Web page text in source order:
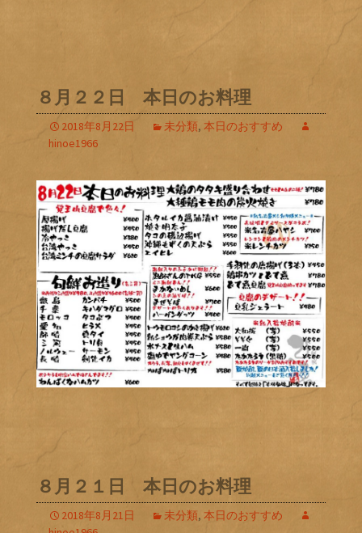
８月２２日 本日のお料理
2018年8月22日 未分類, 本日のおすすめ
hinoe1966
８月２１日 本日のお料理
2018年8月21日 未分類, 本日のおすすめ